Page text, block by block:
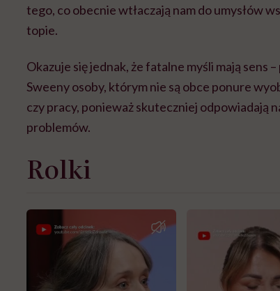
tego, co obecnie wtłaczają nam do umysłów
topie.
Okazuje się jednak, że fatalne myśli mają sens
Sweeny osoby, którym nie są obce ponure
czy pracy, ponieważ skuteczniej odpowiadają
problemów.
Rolki